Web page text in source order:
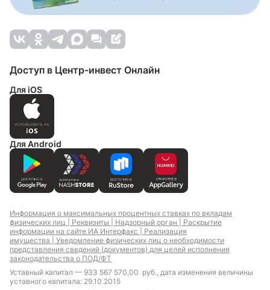
Доступ в Центр-инвест Онлайн
Для iOS
Для Android
Информация о максимальных процентных ставках по вкладам
физических лиц | Реквизиты | Надзорный орган | Раскрытие
информации на сайте ИА Интерфакс | Реализация
имущества | Уведомление физических лиц о необходимости
представления сведений (документов) для целей исполнения
законодательства о ПОД/ФТ
Уставный капитал — 933 567 570,00 руб., дата изменения величины
уставного капитала: 29.10.2015